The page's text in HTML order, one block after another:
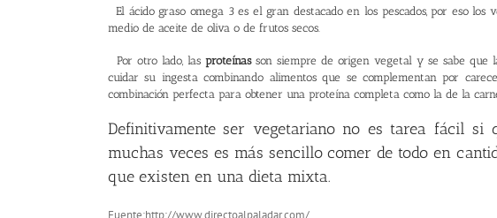
El ácido graso omega 3es el gran destacado en los pescados, por eso
medio de aceite de oliva o de frutos secos.
Por otro lado, lasproteínasson siempre de origen vegetal y se sabe que
cuidar su ingesta combinando alimentos que se complementan por
combinación perfecta para obtener una proteína completa como la de la
Definitivamente ser vegetariano no es tarea fácil si
muchas veces es más sencillo comer de todo en
que existen en una dieta mixta.
Fuente:http://www.directoalpaladar.com/